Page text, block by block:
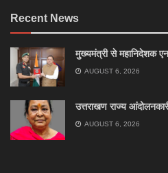
Recent News
मुख्यमंत्री से महानिदेशक
AUGUST 6, 2026
उत्तराखण राज्य
AUGUST 6, 2026